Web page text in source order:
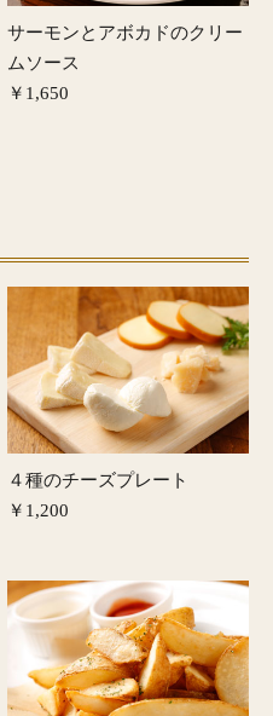
サーモンとアボカドのクリー
ムソース
￥1,650
４種のチーズプレート
￥1,200